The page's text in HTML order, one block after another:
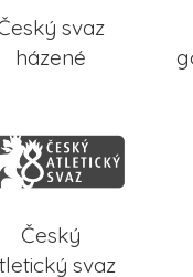
svaz
házené
Český
svaz